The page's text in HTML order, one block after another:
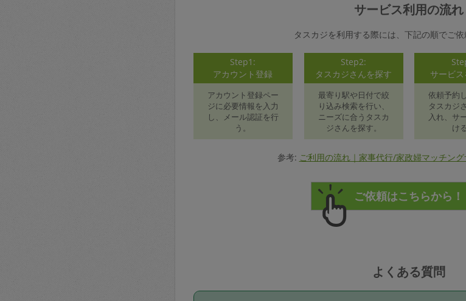
サービス利用の流れ
タスカジを利用する際には、下記の順でご依
Step1:
アカウント登録
アカウント登録ペー
ジに必要情報を入力
し、メール認証を行
う。
Step2:
タスカジさんを探す
最寄り駅や日付で絞
り込み検索を行い、
ニーズに合うタスカ
ジさんを探す。
サービ
依頼予約
タスカジ
入れ、サ
け
参考: ご利用の流れ｜家事代行/家政婦マッチング
よくある質問